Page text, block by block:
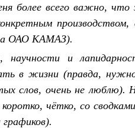
более всего важно,
производством,
ОАО КАМАЗ).
и
в жизни (правда,
слов, очень не люблю).
чётко, со